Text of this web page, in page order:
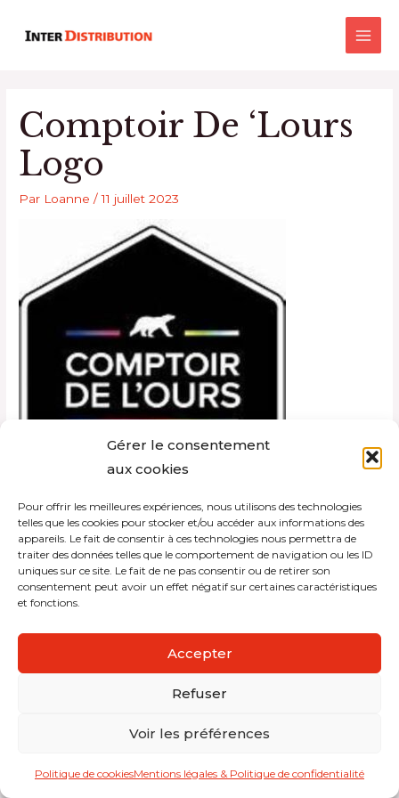
Gérer le consentement
aux cookies
Pour offrir les meilleures expériences, nous utilisons des technologies
telles que les cookies pour stocker et/ou accéder aux informations des
appareils. Le fait de consentir à ces technologies nous permettra de
traiter des données telles que le comportement de navigation ou les ID
uniques sur ce site. Le fait de ne pas consentir ou de retirer son
consentement peut avoir un effet négatif sur certaines caractéristiques
et fonctions.
Accepter
Refuser
Voir les préférences
Politique de cookiesMentions légales & Politique de confidentialité
Main
Comptoir De ‘lours
Logo
Par Loanne/11 juillet 2023
Copyright © 2026 Interdistribution
Mentions légales et politique de confidentialité